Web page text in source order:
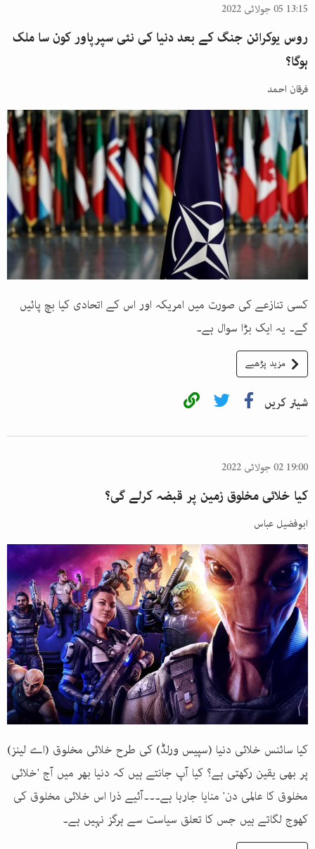
13:15 05 جولائی 2022
روس یوکرائن جنگ کے بعد دنیا کی نئی سپرپاور کون سا ملک
ہوگا؟
فرقان احمد
کسی تنازعے کی صورت میں امریکہ اور اس کے اتحادی کیا بچ پائیں
گے۔ یہ ایک بڑا سوال ہے۔
مزید پڑھیے
شیئر کریں
19:00 02 جولائی 2022
کیا خلائی مخلوق زمین پر قبضہ کرلے گی؟
ابوفضیل عباس
کیا سائنس خلائی دنیا (سپیس ورلڈ) کی طرح خلائی مخلوق (اے لینز)
پر بھی یقین رکھتی ہے؟ کیا آپ جانتے ہیں کہ دنیا بھر میں آج 'خلائی
مخلوق کا عالمی دن' منایا جارہا ہے۔۔۔آئیے ذرا اس خلائی مخلوق کی
کھوج لگاتے ہیں جس کا تعلق سیاست سے ہرگز نہیں ہے۔